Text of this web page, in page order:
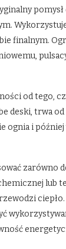
finalnym.
od tego,
deski, trwa
ognia i
zarówno
lub